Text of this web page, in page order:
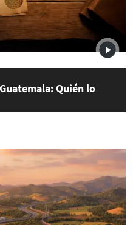
Quién lo